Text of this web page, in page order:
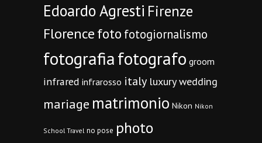
Edoardo Agresti Firenze
Florencefoto fotogiornalismo
fotografiafotografo groom
infrared infrarosso italy luxury wedding
mariage matrimonio Nikon Nikon
School Travel no pose photo